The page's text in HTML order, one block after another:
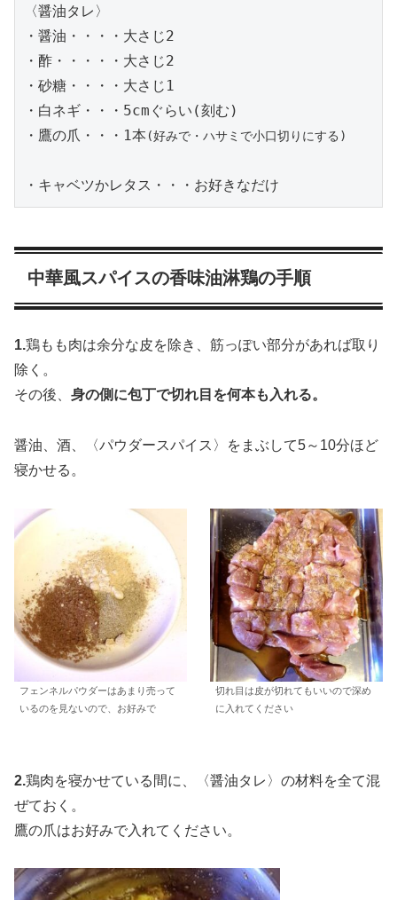
〈醤油タレ〉
・醤油・・・・大さじ2
・酢・・・・・大さじ2
・砂糖・・・・大さじ1
・白ネギ・・・5cmぐらい(刻む)
・鷹の爪・・・1本 (好みで・ハサミで小口切りにする)
・キャベツかレタス・・・お好きなだけ
中華風スパイスの香味油淋鶏の手順
1.鶏もも肉は余分な皮を除き、筋っぽい部分があれば取り
除く。
その後、 身の側に包丁で切れ目を何本も入れる。
醤油、酒、〈パウダースパイス〉をまぶして5～10分ほど
寝かせる。
フェンネルパウダーはあまり売って
いるのを見ないので、お好みで
切れ目は皮が切れてもいいので深め
に入れてください
2.鶏肉を寝かせている間に、〈醤油タレ〉の材料を全て混
ぜておく。
鷹の爪はお好みで入れてください。